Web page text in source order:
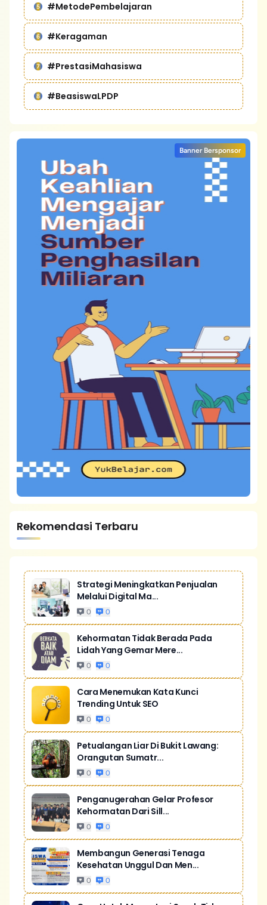
#MetodePembelajaran
#Keragaman
#PrestasiMahasiswa
#BeasiswaLPDP
Banner Bersponsor
Rekomendasi Terbaru
Strategi Meningkatkan Penjualan
Melalui Digital Ma...
0 0
Kehormatan Tidak Berada Pada
Lidah Yang Gemar Mere...
0 0
Cara Menemukan Kata Kunci
Trending Untuk SEO
0 0
Petualangan Liar Di Bukit Lawang:
Orangutan Sumatr...
0 0
Penganugerahan Gelar Profesor
Kehormatan Dari Sill...
0 0
Membangun Generasi Tenaga
Kesehatan Unggul Dan Men...
0 0